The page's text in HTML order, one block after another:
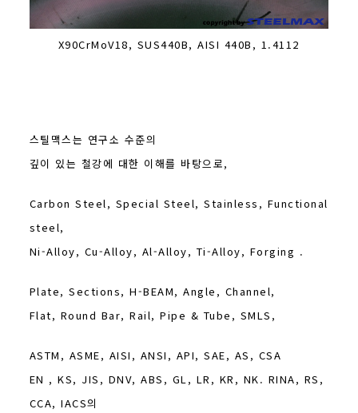
X90CrMoV18, SUS440B, AISI 440B, 1.4112
스틸맥스는 연구소 수준의
깊이 있는 철강에 대한 이해를 바탕으로,
Carbon Steel, Special Steel, Stainless, Functional
steel,
Ni-Alloy, Cu-Alloy, Al-Alloy, Ti-Alloy, Forging .
Plate, Sections, H-BEAM, Angle, Channel,
Flat, Round Bar, Rail, Pipe & Tube, SMLS,
ASTM, ASME, AISI, ANSI, API, SAE, AS, CSA
EN , KS, JIS, DNV, ABS, GL, LR, KR, NK. RINA, RS,
CCA, IACS의